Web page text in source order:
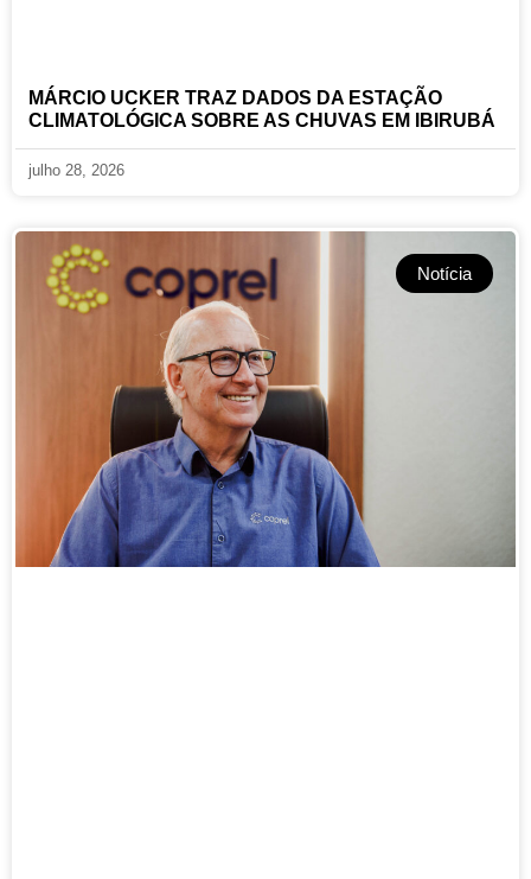
MÁRCIO UCKER TRAZ DADOS DA ESTAÇÃO
CLIMATOLÓGICA SOBRE AS CHUVAS EM IBIRUBÁ
julho 28, 2026
Notícia